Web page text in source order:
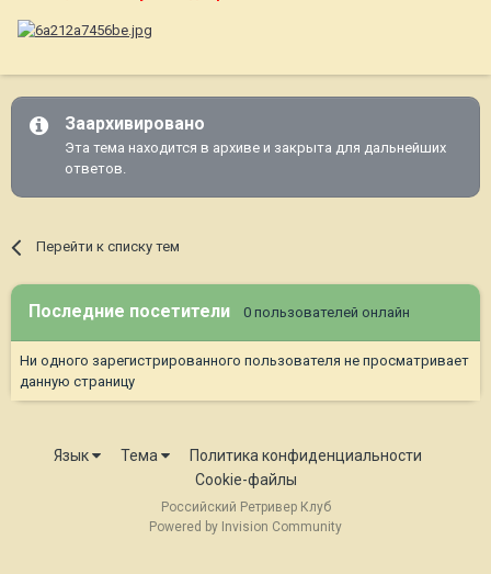
Заархивировано
Эта тема находится в архиве и закрыта для дальнейших
ответов.
Перейти к списку тем
Последние посетители 0 пользователей онлайн
Ни одного зарегистрированного пользователя не просматривает
данную страницу
Язык Тема
Политика конфиденциальности
Cookie-файлы
Российский Ретривер Клуб
Powered by Invision Community